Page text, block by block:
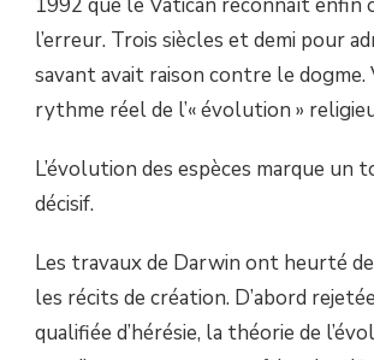
l’erreur. Trois siècles et demi pour
savant avait raison contre le dogme.
rythme réel de l’« évolution »
L’évolution des espèces marque un
décisif.
Les travaux de Darwin ont heurté
les récits de création. D’abord
qualifiée d’hérésie, la théorie de